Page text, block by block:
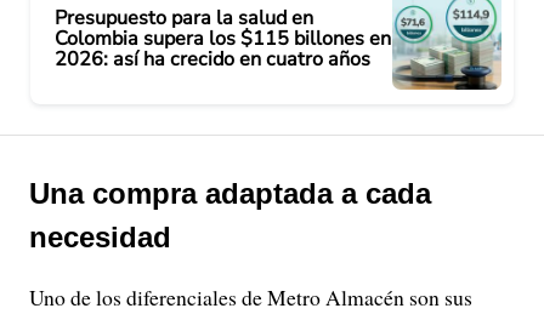
Presupuesto para la salud en
Colombia supera los $115 billones en
2026: así ha crecido en cuatro años
Una compra adaptada a cada
necesidad
Uno de los diferenciales de Metro Almacén son sus